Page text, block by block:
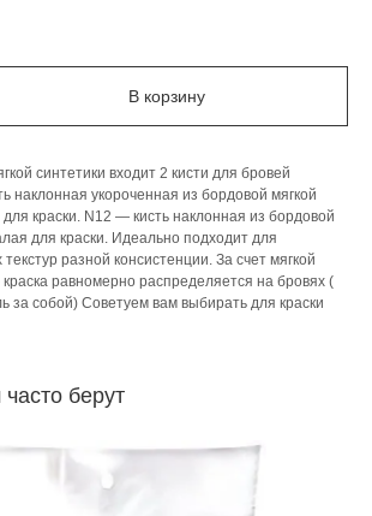
В корзину
синтетики входит 2 кисти для бровей
наклонная укороченная из бордовой мягкой
краски. N12 — кисть наклонная из бордовой
для краски. Идеально подходит для
разной консистенции. За счет мягкой
равномерно распределяется на бровях (
за собой) Советуем вам выбирать для краски
берут